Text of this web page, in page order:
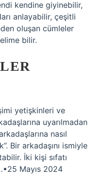
kendine giyinebilir,
anlayabilir, çeşitli
oluşan cümleler
bilir.
yetişkinleri ve
uyarılmadan
nasıl
Bir arkadaşını ismiyle
İki kişi sıfatı
Mayıs 2024